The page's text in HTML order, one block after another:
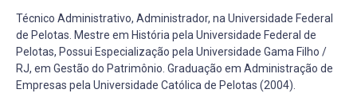
Técnico Administrativo, Administrador, na Universidade Federal
de Pelotas. Mestre em História pela Universidade Federal de
Pelotas, Possui Especialização pela Universidade Gama Filho /
RJ, em Gestão do Patrimônio. Graduação em Administração de
Empresas pela Universidade Católica de Pelotas (2004).